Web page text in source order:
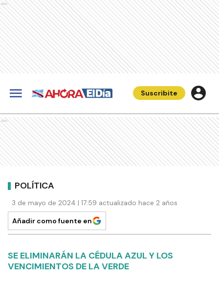
Ads
Suscribite
Ads
POLÍTICA
3 de mayo de 2024 | 17:59 actualizado hace 2 años
Añadir como fuente en
SE ELIMINARÁN LA CÉDULA AZUL Y LOS
VENCIMIENTOS DE LA VERDE